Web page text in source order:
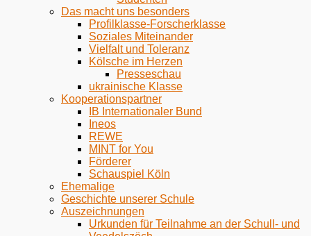
Das macht uns besonders
Profilklasse-Forscherklasse
Soziales Miteinander
Vielfalt und Toleranz
Kölsche im Herzen
Presseschau
ukrainische Klasse
Kooperationspartner
IB Internationaler Bund
Ineos
REWE
MINT for You
Förderer
Schauspiel Köln
Ehemalige
Geschichte unserer Schule
Auszeichnungen
Urkunden für Teilnahme an der Schull- und